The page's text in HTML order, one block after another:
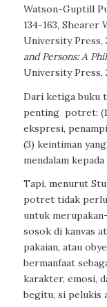
Watson-Guptill
134-163, Shearer
University Press,
and Persons: A
University Press,
Dari ketiga buku
penting potret:
ekspresi,
(3) keintiman
mendalam
Tapi, menurut
potret tidak perlu
untuk
sosok di kanvas
pakaian, atau
bermanfaat
karakter, emosi,
begitu, si pelukis